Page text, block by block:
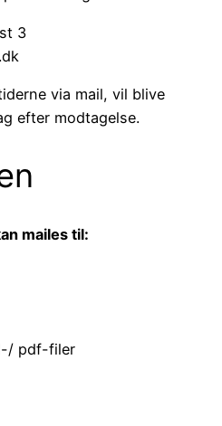
3
via mail, vil blive
efter modtagelse.
mailes til:
pdf-filer